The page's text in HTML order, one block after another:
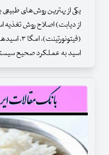
یکی از بهترین روش‌های طبیعی
از دیابت) اصلاح روش تغذیه
اسید به عملکرد صحیح